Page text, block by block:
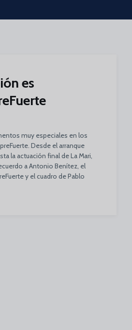
es
muy especiales en los
Desde el arranque
la actuación final de La Mari,
a Antonio Benítez, el
y el cuadro de Pablo